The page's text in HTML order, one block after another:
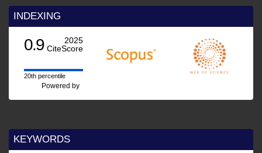
INDEXING
0.9
2025
CiteScore
20th percentile
Powered by
KEYWORDS